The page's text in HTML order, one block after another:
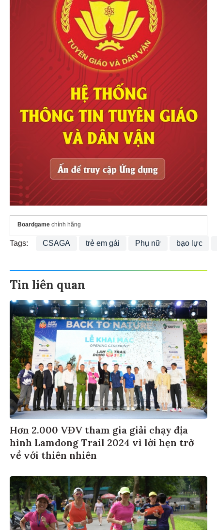
Boardgame chính hãng
Tags: CSAGA trẻ em gái Phụ nữ bạo lực
Tin liên quan
Hơn 2.000 VĐV tham gia giải chạy địa
hình Lamdong Trail 2024 vì lời hẹn trở
về với thiên nhiên